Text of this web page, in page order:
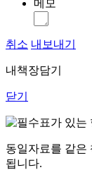
메모
취소 내보내기
내책장담기
닫기
표가 있는
동일자료를 같은
됩니다.